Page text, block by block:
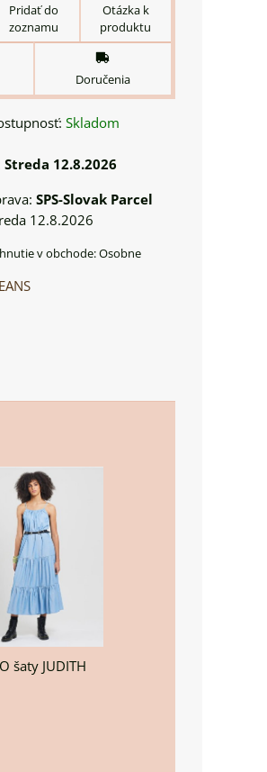
Pridať do
zoznamu
Otázka k
produktu
Doručenia
Skladom
Streda 12.8.2026
SPS-Slovak Parcel
12.8.2026
Osobne
šaty JUDITH